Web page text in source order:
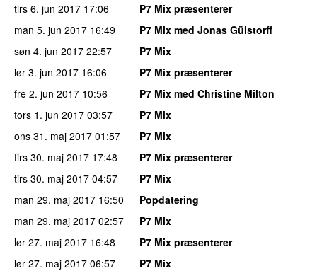
tirs 6. jun 2017 17:06
P7 Mix præsenterer
man 5. jun 2017 16:49
P7 Mix med Jonas Gülstorff
søn 4. jun 2017 22:57
P7 Mix
lør 3. jun 2017 16:06
P7 Mix præsenterer
fre 2. jun 2017 10:56
P7 Mix med Christine Milton
tors 1. jun 2017 03:57
P7 Mix
ons 31. maj 2017 01:57
P7 Mix
tirs 30. maj 2017 17:48
P7 Mix præsenterer
tirs 30. maj 2017 04:57
P7 Mix
man 29. maj 2017 16:50
Popdatering
man 29. maj 2017 02:57
P7 Mix
lør 27. maj 2017 16:48
P7 Mix præsenterer
lør 27. maj 2017 06:57
P7 Mix